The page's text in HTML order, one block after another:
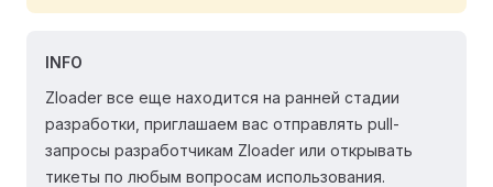
INFO
Zloader все еще находится на ранней стадии
разработки, приглашаем вас отправлять pull-
запросы разработчикам Zloader или открывать
тикеты по любым вопросам использования.